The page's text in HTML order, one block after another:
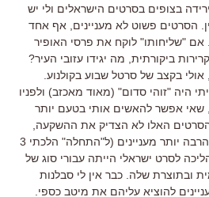
בצופים בסרטים הישראלים ולי יש
הסרטים פשוט לא מעניינים, אף אחד
אם "שליחותו" לוקח את פרסי האופיר
ביקורתית, מה יגידו עזובי העיר?
בקצב של סרטל שבוע בקולנוע.
היה "זוהי סדום" (מאוד מאכזב) ולפניו
שאי אפשר להאשים אותי בטעם יותר
האלו לא הצדיק את ההשקעה,
כשבהיצע יש סרטים ישראלי הרבה יותר מעניינים (ל"התחלה" הלכתי 3
לסרט ישראלי הייתה עבורי סוג של
ובתוצרת שלה. כבר אין לי סבלנות
להוציא עליהם את מיטב כספי.